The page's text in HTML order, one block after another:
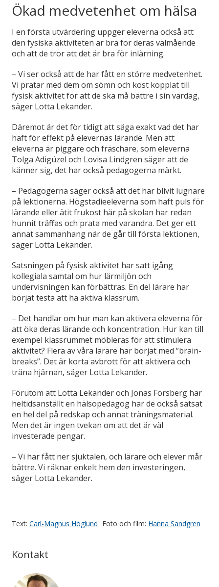
Ökad medvetenhet om hälsa
I en första utvärdering uppger eleverna också att
den fysiska aktiviteten är bra för deras välmående
och att de tror att det är bra för inlärning.
– Vi ser också att de har fått en större medvetenhet.
Vi pratar med dem om sömn och kost kopplat till
fysisk aktivitet för att de ska må bättre i sin vardag,
säger Lotta Lekander.
Däremot är det för tidigt att säga exakt vad det har
haft för effekt på elevernas lärande. Men att
eleverna är piggare och fräschare, som eleverna
Tolga Adigüzel och Lovisa Lindgren säger att de
känner sig, det har också pedagogerna märkt.
– Pedagogerna säger också att det har blivit lugnare
på lektionerna. Högstadieeleverna som haft puls för
lärande eller ätit frukost här på skolan har redan
hunnit träffas och prata med varandra. Det ger ett
annat sammanhang när de går till första lektionen,
säger Lotta Lekander.
Satsningen på fysisk aktivitet har satt igång
kollegiala samtal om hur lärmiljön och
undervisningen kan förbättras. En del lärare har
börjat testa att ha aktiva klassrum.
– Det handlar om hur man kan aktivera eleverna för
att öka deras lärande och koncentration. Hur kan till
exempel klassrummet möbleras för att stimulera
aktivitet? Flera av våra lärare har börjat med ”brain-
breaks”. Det är korta avbrott för att aktivera och
träna hjärnan, säger Lotta Lekander.
Förutom att Lotta Lekander och Jonas Forsberg har
heltidsanställt en hälsopedagog har de också satsat
en hel del på redskap och annat träningsmaterial.
Men det är ingen tvekan om att det är väl
investerade pengar.
– Vi har fått ner sjuktalen, och lärare och elever mår
bättre. Vi räknar enkelt hem den investeringen,
säger Lotta Lekander.
Text: Carl-Magnus Höglund Foto och film: Hanna Sandgren
Kontakt